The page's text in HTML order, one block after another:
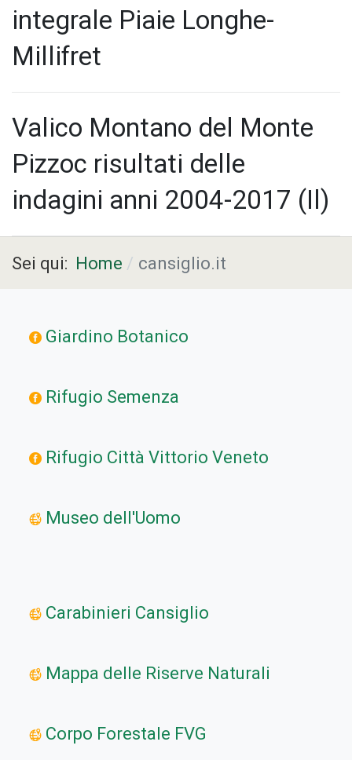
integrale Piaie Longhe-
Millifret
Valico Montano del Monte
Pizzoc risultati delle
indagini anni 2004-2017 (Il)
Sei qui: Home cansiglio.it
Giardino Botanico
Rifugio Semenza
Rifugio Città Vittorio Veneto
Museo dell'Uomo
Carabinieri Cansiglio
Mappa delle Riserve Naturali
Corpo Forestale FVG